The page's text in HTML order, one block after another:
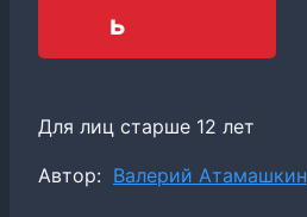
ь
Для лиц старше 12 лет
Метки
Автор: Валерий Атамашкин